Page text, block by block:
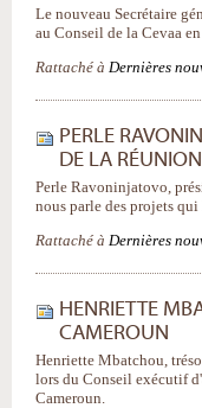
Le nouveau Secrétaire
au Conseil de la Cevaa
Rattaché à Dernières
PERLE
DE LA RÉUNION
Perle Ravoninjatovo,
nous parle des projets
Rattaché à Dernières
HENRIETTE
CAMEROUN
Henriette Mbatchou,
lors du Conseil exécutif
Cameroun.